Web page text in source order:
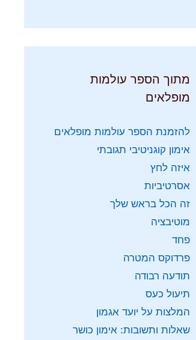
מתוך הספר עולמות
מופלאים
להזמנת הספר עולמות מופלאים
אימון קוגניטיבי תגובתי
איזה לחץ
אסרטיביות
זה הכל בראש שלך
מוטיבציה
פחד
פרדוקס המטרה
תודעה רבודה
תיעול כעס
המלצות על יועד אגמון
שאלות ותשובות: אימון כושר